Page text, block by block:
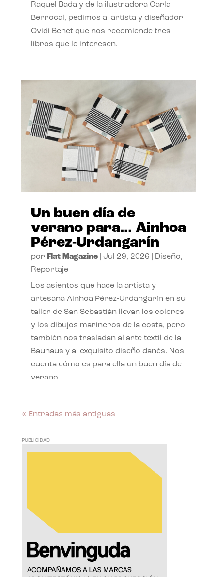
Raquel Bada y de la ilustradora Carla
Berrocal, pedimos al artista y diseñador
Ovidi Benet que nos recomiende tres
libros que le interesen.
Un buen día de
verano para… Ainhoa
Pérez-Urdangarín
por Flat Magazine| Jul 29, 2026 Diseño,
Reportaje
Los asientos que hace la artista y
artesana Ainhoa Pérez-Urdangarín en su
taller de San Sebastián llevan los colores
y los dibujos marineros de la costa, pero
también nos trasladan al arte textil de la
Bauhaus y al exquisito diseño danés. Nos
cuenta cómo es para ella un buen día de
verano.
« Entradas más antiguas
PUBLICIDAD